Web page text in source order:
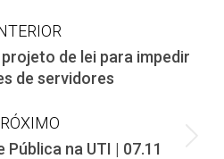
Post
anterior:
de lei para impedir
de servidores
Próximo
Pública na UTI | 07.11